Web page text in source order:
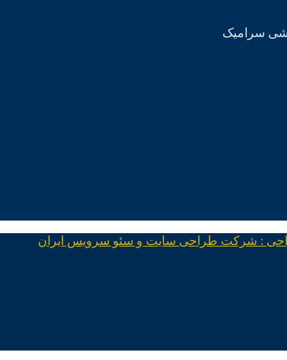
: شرکت طراحی سایت و سئو سرویس ایران